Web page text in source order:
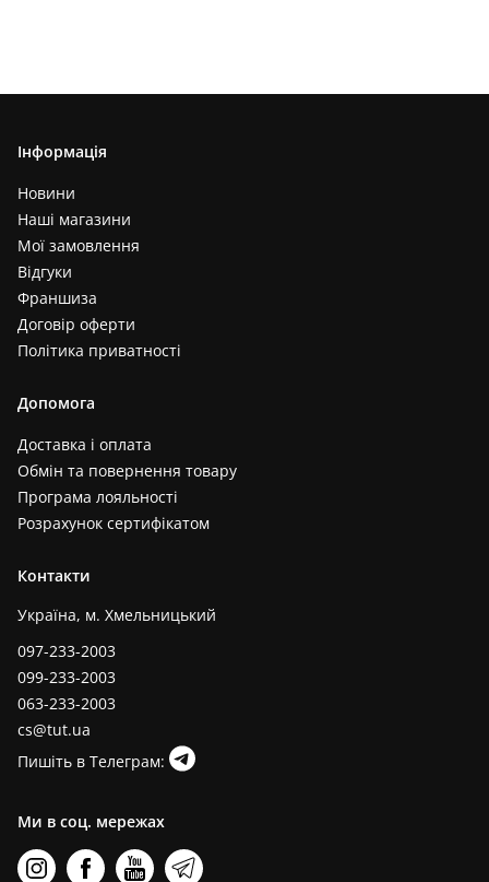
Інформація
Новини
Наші магазини
Мої замовлення
Відгуки
Франшиза
Договір оферти
Політика приватності
Допомога
Доставка і оплата
Обмін та повернення товару
Програма лояльності
Розрахунок сертифікатом
Контакти
Україна, м. Хмельницький
097-233-2003
099-233-2003
063-233-2003
cs@tut.ua
Пишіть в Телеграм:
Ми в соц. мережах